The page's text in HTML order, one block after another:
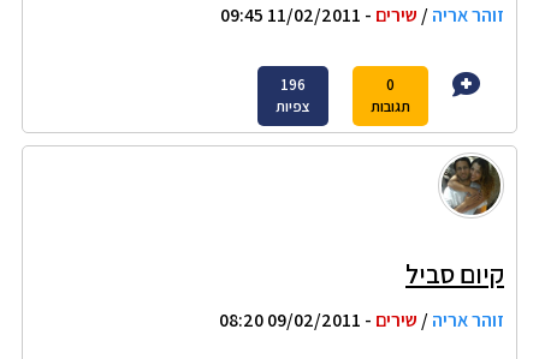
זוהר אריה/ שירים - 11/02/2011 09:45
0
תגובות
196
צפיות
קיום סביל
זוהר אריה/ שירים - 09/02/2011 08:20